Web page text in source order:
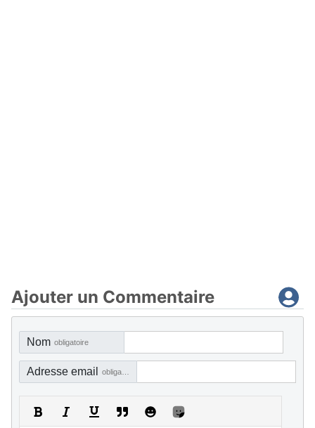
Ajouter un Commentaire
Nom obligatoire
Adresse email